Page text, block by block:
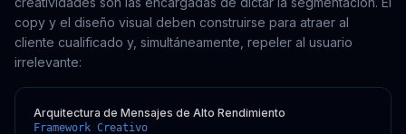
copy y el diseño visual deben construirse para atraer al
cliente cualificado y, simultáneamente, repeler al usuario
irrelevante:
Arquitectura de Mensajes de Alto Rendimiento
Framework Creativo